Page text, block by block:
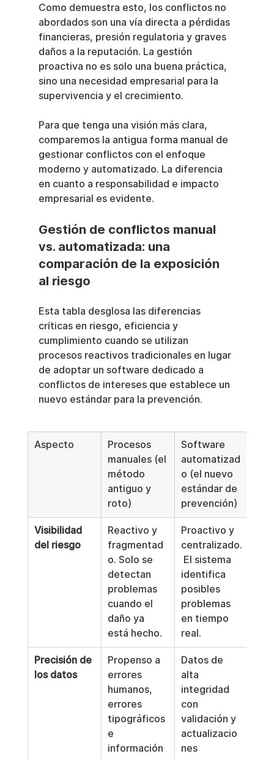
Como demuestra esto, los conflictos no
abordados son una vía directa a pérdidas
financieras, presión regulatoria y graves
daños a la reputación. La gestión
proactiva no es solo una buena práctica,
sino una necesidad empresarial para la
supervivencia y el crecimiento.
Para que tenga una visión más clara,
comparemos la antigua forma manual de
gestionar conflictos con el enfoque
moderno y automatizado. La diferencia
en cuanto a responsabilidad e impacto
empresarial es evidente.
Gestión de conflictos manual
vs. automatizada: una
comparación de la exposición
al riesgo
Esta tabla desglosa las diferencias
críticas en riesgo, eficiencia y
cumplimiento cuando se utilizan
procesos reactivos tradicionales en lugar
de adoptar un software dedicado a
conflictos de intereses que establece un
nuevo estándar para la prevención.
Aspecto
Procesos
manuales (el
método
antiguo y
roto)
Software
automatizad
o (el nuevo
estándar de
prevención)
Visibilidad
del riesgo
Reactivo y
fragmentad
o. Solo se
detectan
problemas
cuando el
daño ya
está hecho.
Proactivo y
centralizado.
El sistema
identifica
posibles
problemas
en tiempo
real.
Precisión de
los datos
Propenso a
errores
humanos,
errores
tipográficos
e
información
Datos de
alta
integridad
con
validación y
actualizacio
nes